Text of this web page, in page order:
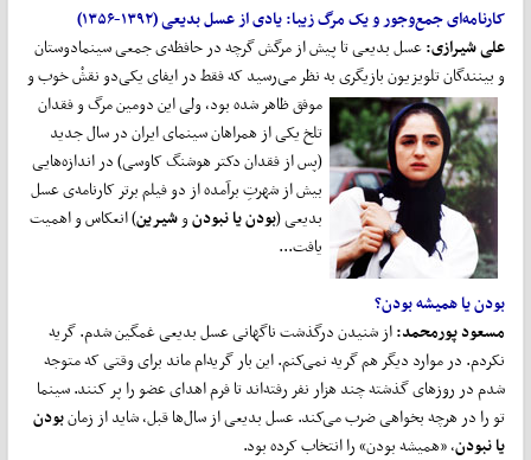
کارنامهای جمعوجور و یک مرگ زیبا: یادی از عسل بدیعی (۱۳۹۲-۱۳۵۶)
علی شیرازی:عسل بدیعی تا پیش از مرگش گرچه در حافظه‌ی جمعی سینمادوستان
و بینندگان تلویزیون بازیگری به نظر می‌رسید که فقط در ایفای یکی‌دو نقشْ خوب و
موفق ظاهر شده بود، ولیاین دومین مرگ و فقدان
تلخ یکی از همراهان سینمای ایران در سال جدید
(پس از فقدان دکتر هوشنگ کاوسی) در انداز‌ه‌هایی
بیش از شهرتِ برآمده از دو فیلم برتر کارنامه‌ی عسل
بدیعی (بودن یا نبودنوشیرین) انعکاس و اهمیت
یافت...
بودن یا همیشه بودن؟
مسعود پورمحمد:از شنیدن درگذشت ناگهانی عسل بدیعی غمگین شدم. گریه
نکردم. در موارد دیگر هم گریه نمی‌کنم. این‌ بار گریه‌ام ماند برای وقتی که متوجه
شدم در روزهای گذشته چند هزار نفر رفته‌اند تا فرم اهدای عضو را پر کنند. سینما
تو را در هرچه بخواهی ضرب می‌کند. عسل بدیعی از سال‌ها قبل، شاید از زمانبودن
یا نبودن، «همیشه بودن» را انتخاب کرده بود.